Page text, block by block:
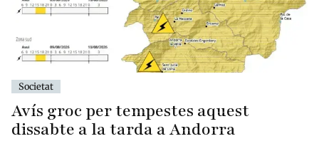
Societat
Avís groc per tempestes aquest
dissabte a la tarda a Andorra